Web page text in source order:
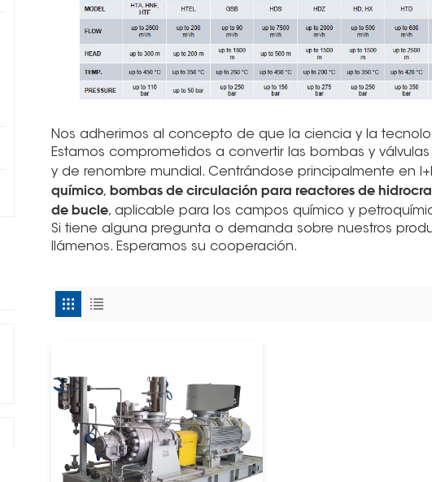
Nos adherimos al concepto de que la ciencia y la
Estamos comprometidos a convertir las bombas y
y de renombre mundial. Centrándose principalmente en
químico, bombas de circulación para reactores de
de bucle, aplicable para los campos químico y
Si tiene alguna pregunta o demanda sobre nuestros
llámenos. Esperamos su cooperación.